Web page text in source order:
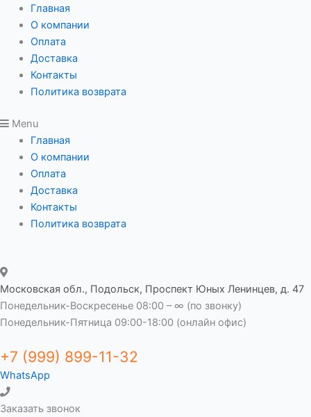
Перейти
содержимому
Главная
О компании
Оплата
Доставка
Контакты
Политика возврата
Menu
Главная
О компании
Оплата
Доставка
Контакты
Политика возврата
Московская обл., Подольск, Проспект Юных Ленинцев, д. 47
Понедельник-Воскресенье 08:00 – ∞ (по звонку)
Понедельник-Пятница 09:00-18:00 (онлайн офис)
+7 (999) 899-11-32
WhatsApp
Заказать звонок